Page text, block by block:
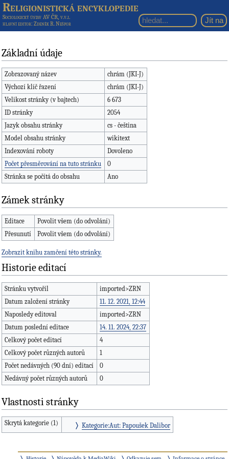
Religionistická encyklopedie
Sociologický ústav AV ČR, v.v.i.
hlavní editor: Zdeněk R. Nešpor
Základní údaje
Zobrazovaný název
chrám (JKI-J)
Výchozí klíč řazení
chrám (JKI-J)
Velikost stránky (v bajtech)
6 673
ID stránky
2054
Jazyk obsahu stránky
cs - čeština
Model obsahu stránky
wikitext
Indexování roboty
Dovoleno
Počet přesměrování na tuto stránku
0
Stránka se počítá do obsahu
Ano
Zámek stránky
Editace
Povolit všem (do odvolání)
Přesunutí
Povolit všem (do odvolání)
Zobrazit knihu zamčení této stránky.
Historie editací
Stránku vytvořil
imported>ZRN
Datum založení stránky
11. 12. 2021, 12:44
Naposledy editoval
imported>ZRN
Datum poslední editace
14. 11. 2024, 22:37
Celkový počet editací
4
Celkový počet různých autorů
1
Počet nedávných (90 dní) editací
0
Nedávný počet různých autorů
0
Vlastnosti stránky
Skrytá kategorie (1) Kategorie:Aut: Papoušek Dalibor